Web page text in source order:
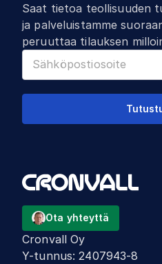
Saat tietoa teollisuuden
ja palveluistamme
peruuttaa tilauksen
Ota yhteyttä
Cronvall Oy
Y-tunnus:2407943-8